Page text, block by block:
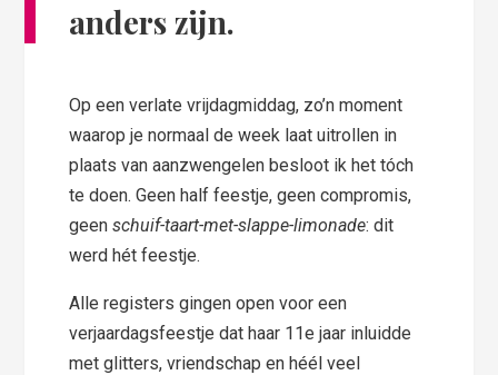
anders zijn.
Op een verlate vrijdagmiddag, zo’n moment
waarop je normaal de week laat uitrollen in
plaats van aanzwengelen besloot ik het tóch
te doen. Geen half feestje, geen compromis,
geenschuif-taart-met-slappe-limonade: dit
werd hét feestje.
Alle registers gingen open voor een
verjaardagsfeestje dat haar 11e jaar inluidde
met glitters, vriendschap en héél veel